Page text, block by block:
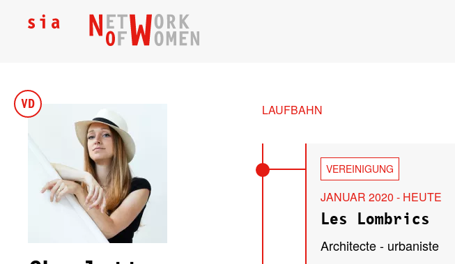
VD LAUFBAHN
VEREINIGUNG
JANUAR 2020 - HEUTE
Les Lombrics
Architecte - urbaniste